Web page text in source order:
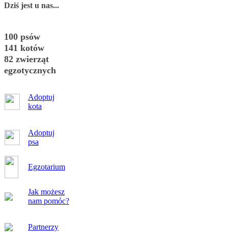
Dziś jest u nas...
100 psów
141 kotów
82 zwierząt
egzotycznych
Adoptuj
kota
Adoptuj
psa
Egzotarium
Jak możesz
nam pomóc?
Partnerzy